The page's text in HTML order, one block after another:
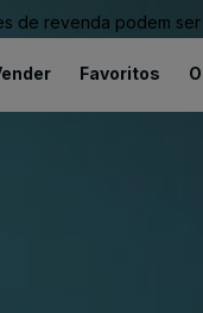
de revenda podem
Favoritos